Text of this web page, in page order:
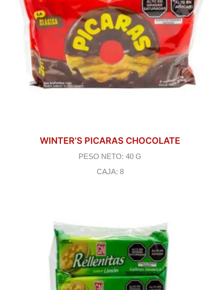
WINTER’S PICARAS CHOCOLATE
PESO NETO: 40 G
CAJA: 8